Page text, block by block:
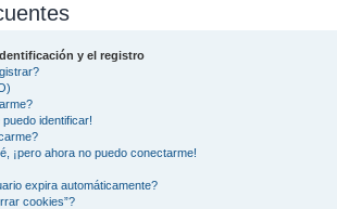
y el registro
identificar!
¡pero ahora no puedo conectarme!
expira automáticamente?
cookies”?